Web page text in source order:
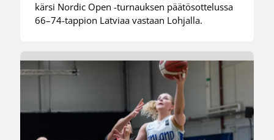
kärsi Nordic Open -turnauksen päätösottelussa
66–74-tappion Latviaa vastaan Lohjalla.